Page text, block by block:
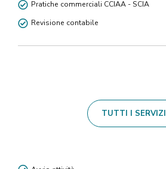
Pratiche commerciali CCIAA - SCIA
Revisione contabile
TUTTI I SERVIZI